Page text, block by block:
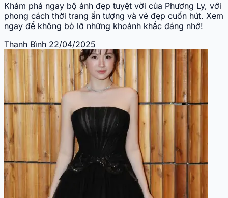
Khám phá ngay bộ ảnh đẹp tuyệt vời của Phương Ly, với
phong cách thời trang ấn tượng và vẻ đẹp cuốn hút. Xem
ngay để không bỏ lỡ những khoảnh khắc đáng nhớ!
Thanh Bình 22/04/2025